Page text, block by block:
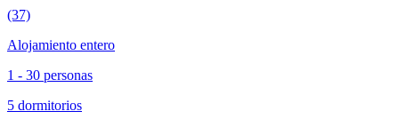
(37)
Alojamiento entero
1 - 30 personas
5 dormitorios